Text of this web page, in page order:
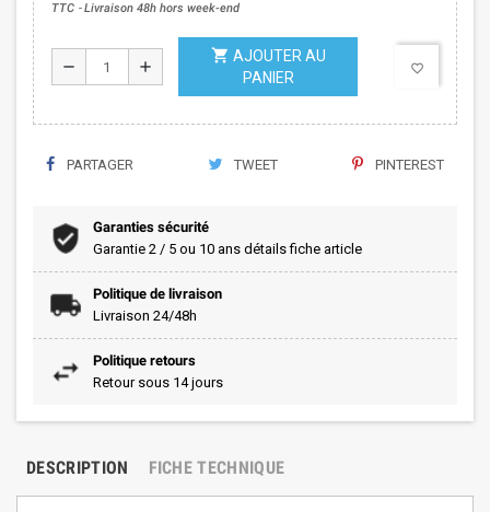
TTC Livraison 48h hors week-end
remove add
shopping_cart AJOUTER AU
PANIER
favorite_border
PARTAGER TWEET PINTEREST
Garanties sécurité
Garantie 2 / 5 ou 10 ans détails fiche article
Politique de livraison
Livraison 24/48h
Politique retours
Retour sous 14 jours
DESCRIPTION FICHE TECHNIQUE